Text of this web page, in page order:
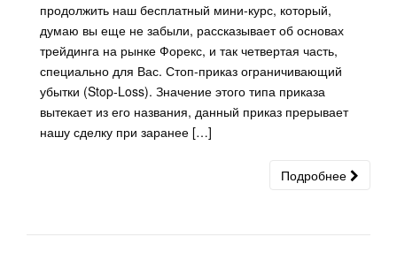
продолжить наш бесплатный мини-курс, который,
думаю вы еще не забыли, рассказывает об основах
трейдинга на рынке Форекс, и так четвертая часть,
специально для Вас. Стоп-приказ ограничивающий
убытки (Stop-Loss). Значение этого типа приказа
вытекает из его названия, данный приказ прерывает
нашу сделку при заранее […]
Подробнее